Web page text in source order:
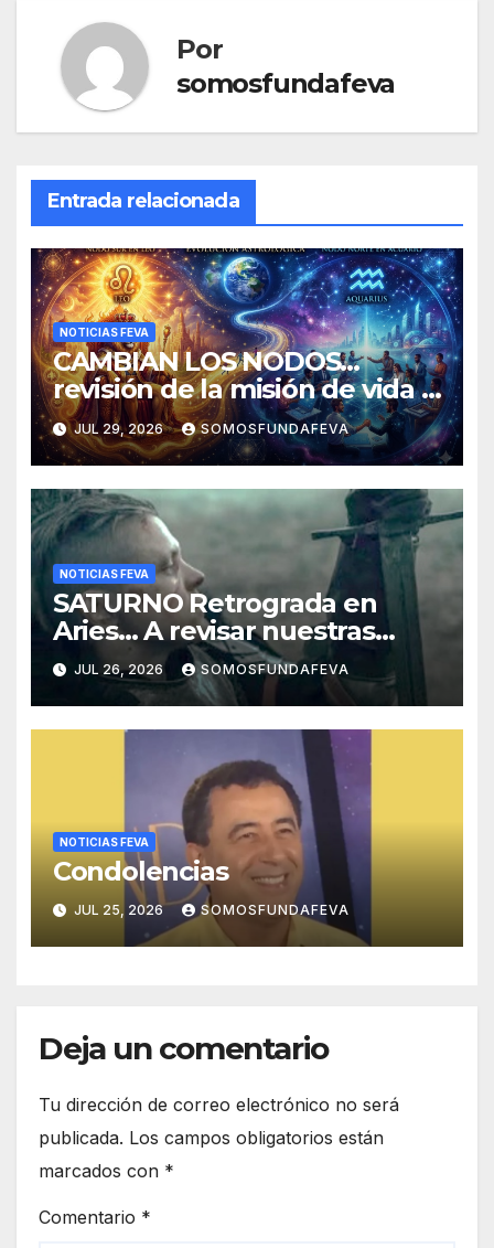
Por
somosfundafeva
Entrada relacionada
NOTICIAS FEVA
CAMBIAN LOS NODOS…
revisión de la misión de vida y
experiencias
JUL 29, 2026 SOMOSFUNDAFEVA
NOTICIAS FEVA
SATURNO Retrograda en
Aries… A revisar nuestras
acciones pasadas y pensar
mejor las futuras
JUL 26, 2026 SOMOSFUNDAFEVA
NOTICIAS FEVA
Condolencias
JUL 25, 2026 SOMOSFUNDAFEVA
Deja un comentario
Tu dirección de correo electrónico no será
publicada. Los campos obligatorios están
marcados con *
Comentario *